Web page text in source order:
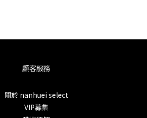
顧客服務
關於 nanhuei select
VIP募集